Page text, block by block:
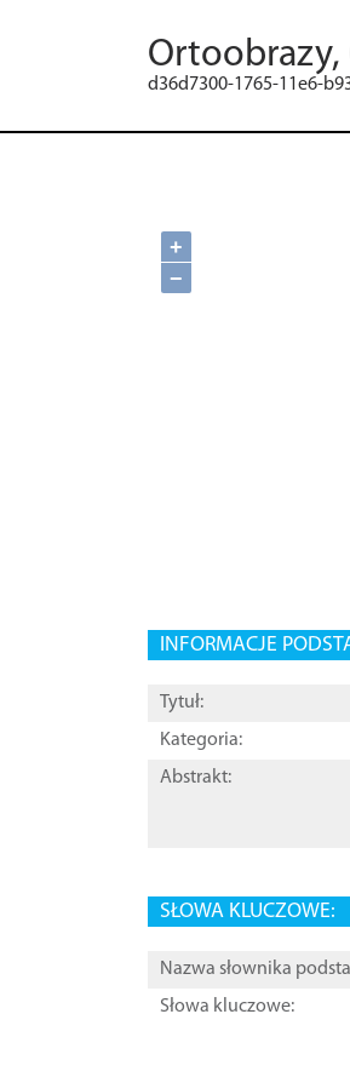
Ortoobrazy,
d36d7300-1765-11e6-
+
−
INFORMACJE
Tytuł:
Kategoria:
Abstrakt:
SŁOWA KLUCZOWE:
Nazwa słownika
Słowa kluczowe: